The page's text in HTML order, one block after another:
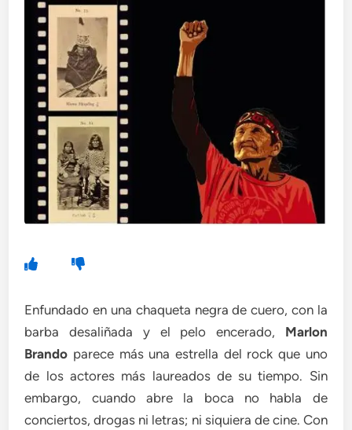
Enfundado en una chaqueta negra de cuero, con la
barba desaliñada y el pelo encerado, Marlon
Brando parece más una estrella del rock que uno
de los actores más laureados de su tiempo. Sin
embargo, cuando abre la boca no habla de
conciertos, drogas ni letras; ni siquiera de cine. Con